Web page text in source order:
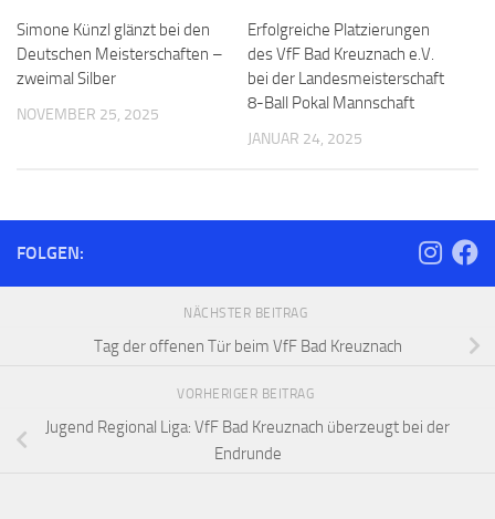
Simone Künzl glänzt bei den
Deutschen Meisterschaften –
zweimal Silber
NOVEMBER 25, 2025
Erfolgreiche Platzierungen
des VfF Bad Kreuznach e.V.
bei der Landesmeisterschaft
8-Ball Pokal Mannschaft
JANUAR 24, 2025
FOLGEN:
NÄCHSTER BEITRAG
Tag der offenen Tür beim VfF Bad Kreuznach
VORHERIGER BEITRAG
Jugend Regional Liga: VfF Bad Kreuznach überzeugt bei der
Endrunde